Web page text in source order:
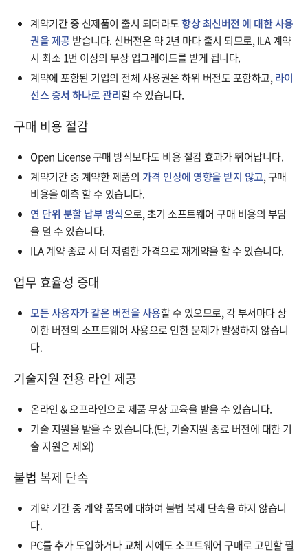
계약기간 중 신제품이 출시 되더라도항상 최신버전 에 대한 사용
권을 제공 받습니다. 신버전은 약 2년 마다 출시 되므로, ILA 계약
시 최소 1번 이상의 무상 업그레이드를 받게 됩니다.
계약에 포함된 기업의 전체 사용권은 하위 버전도 포함하고,라이
선스 증서 하나로 관리할 수 있습니다.
구매 비용 절감
Open License 구매 방식보다도 비용 절감 효과가 뛰어납니다.
계약기간 중 계약한 제품의 가격 인상에 영향을 받지 않고, 구매
비용을 예측 할 수 있습니다.
연 단위 분할 납부 방식으로, 초기 소프트웨어 구매 비용의 부담
을 덜 수 있습니다.
ILA 계약 종료 시 더 저렴한 가격으로 재계약을 할 수 있습니다.
업무 효율성 증대
모든 사용자가 같은 버전을 사용할 수 있으므로, 각 부서마다 상
이한 버전의 소프트웨어 사용으로 인한 문제가 발생하지 않습니
다.
기술지원 전용 라인 제공
온라인 & 오프라인으로 제품 무상 교육을 받을 수 있습니다.
기술 지원을 받을 수 있습니다.(단, 기술지원 종료 버전에 대한 기
술 지원은 제외)
불법 복제 단속
계약 기간 중 계약 품목에 대하여 불법 복제 단속을 하지 않습니
다.
PC를 추가 도입하거나 교체 시에도 소프트웨어 구매로 고민할 필